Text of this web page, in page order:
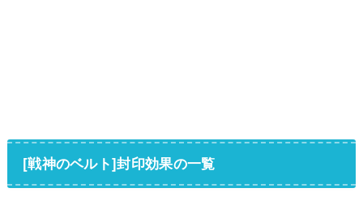
[戦神のベルト]封印効果の一覧